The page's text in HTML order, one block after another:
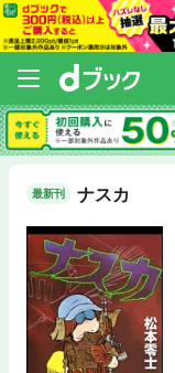
最新刊 ナスカ